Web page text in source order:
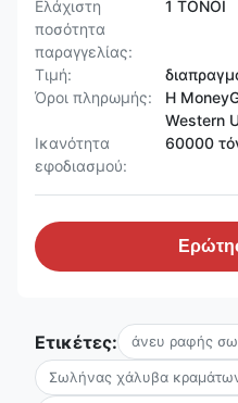
Ελάχιστη
ποσότητα
παραγγελίας:
1 ΤΟΝΟΙ
Τιμή:
Όροι πληρωμής:
Η
Western
Ικανότητα
εφοδιασμού:
60000
Ετικέτες: άνευ ραφής
Σωλήνας χάλυβα